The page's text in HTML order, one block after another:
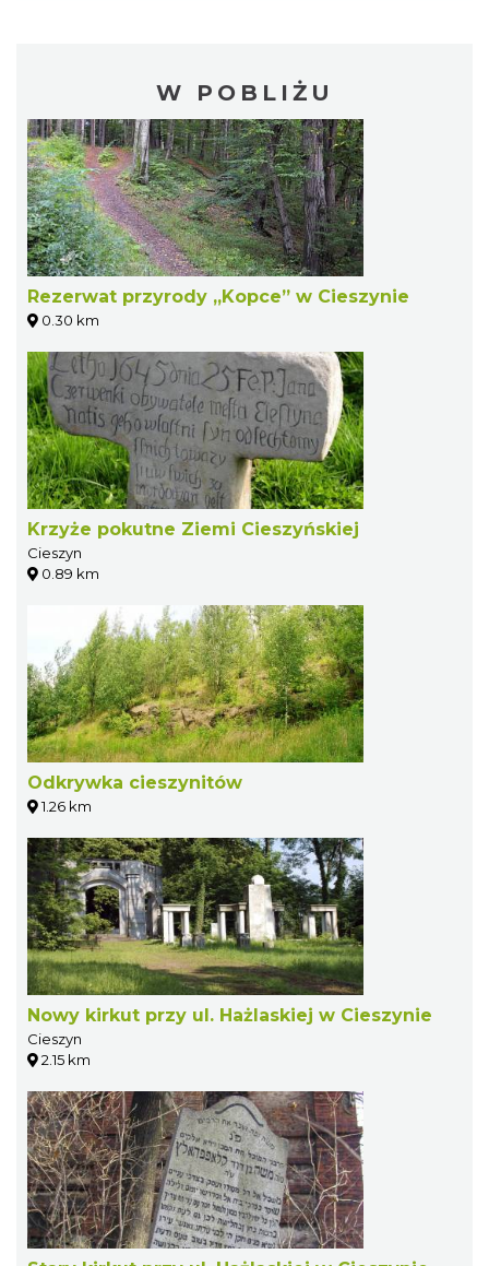
W POBLIŻU
Rezerwat przyrody „Kopce” w Cieszynie
0.30 km
Krzyże pokutne Ziemi Cieszyńskiej
Cieszyn
0.89 km
Odkrywka cieszynitów
1.26 km
Nowy kirkut przy ul. Hażlaskiej w Cieszynie
Cieszyn
2.15 km